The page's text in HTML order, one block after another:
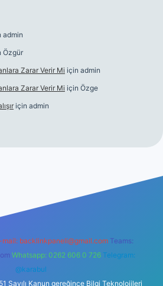
admin
Özgür
Zarar Verir Mi için admin
Zarar Verir Mi için Özge
için admin
mail: backlinkpaneli@gmail.com Teams:
Whatsapp: 0262 606 0 726 Telegram:
@karabul
Sayılı Kanun gereğince Bilgi Teknolojileri